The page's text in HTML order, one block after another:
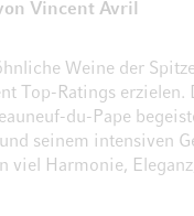
Vincent Avril
Weine der
Top-Ratings erzielen.
du-Pape
seinem intensiven
viel Harmonie,